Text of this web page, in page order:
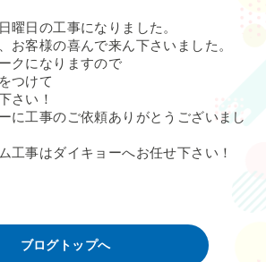
曜日の工事になりました。
お客様の喜んで来ん下さいました。
クになりますので
つけて
さい！
に工事のご依頼ありがとうございまし
工事はダイキョーへお任せ下さい！
ブログトップへ